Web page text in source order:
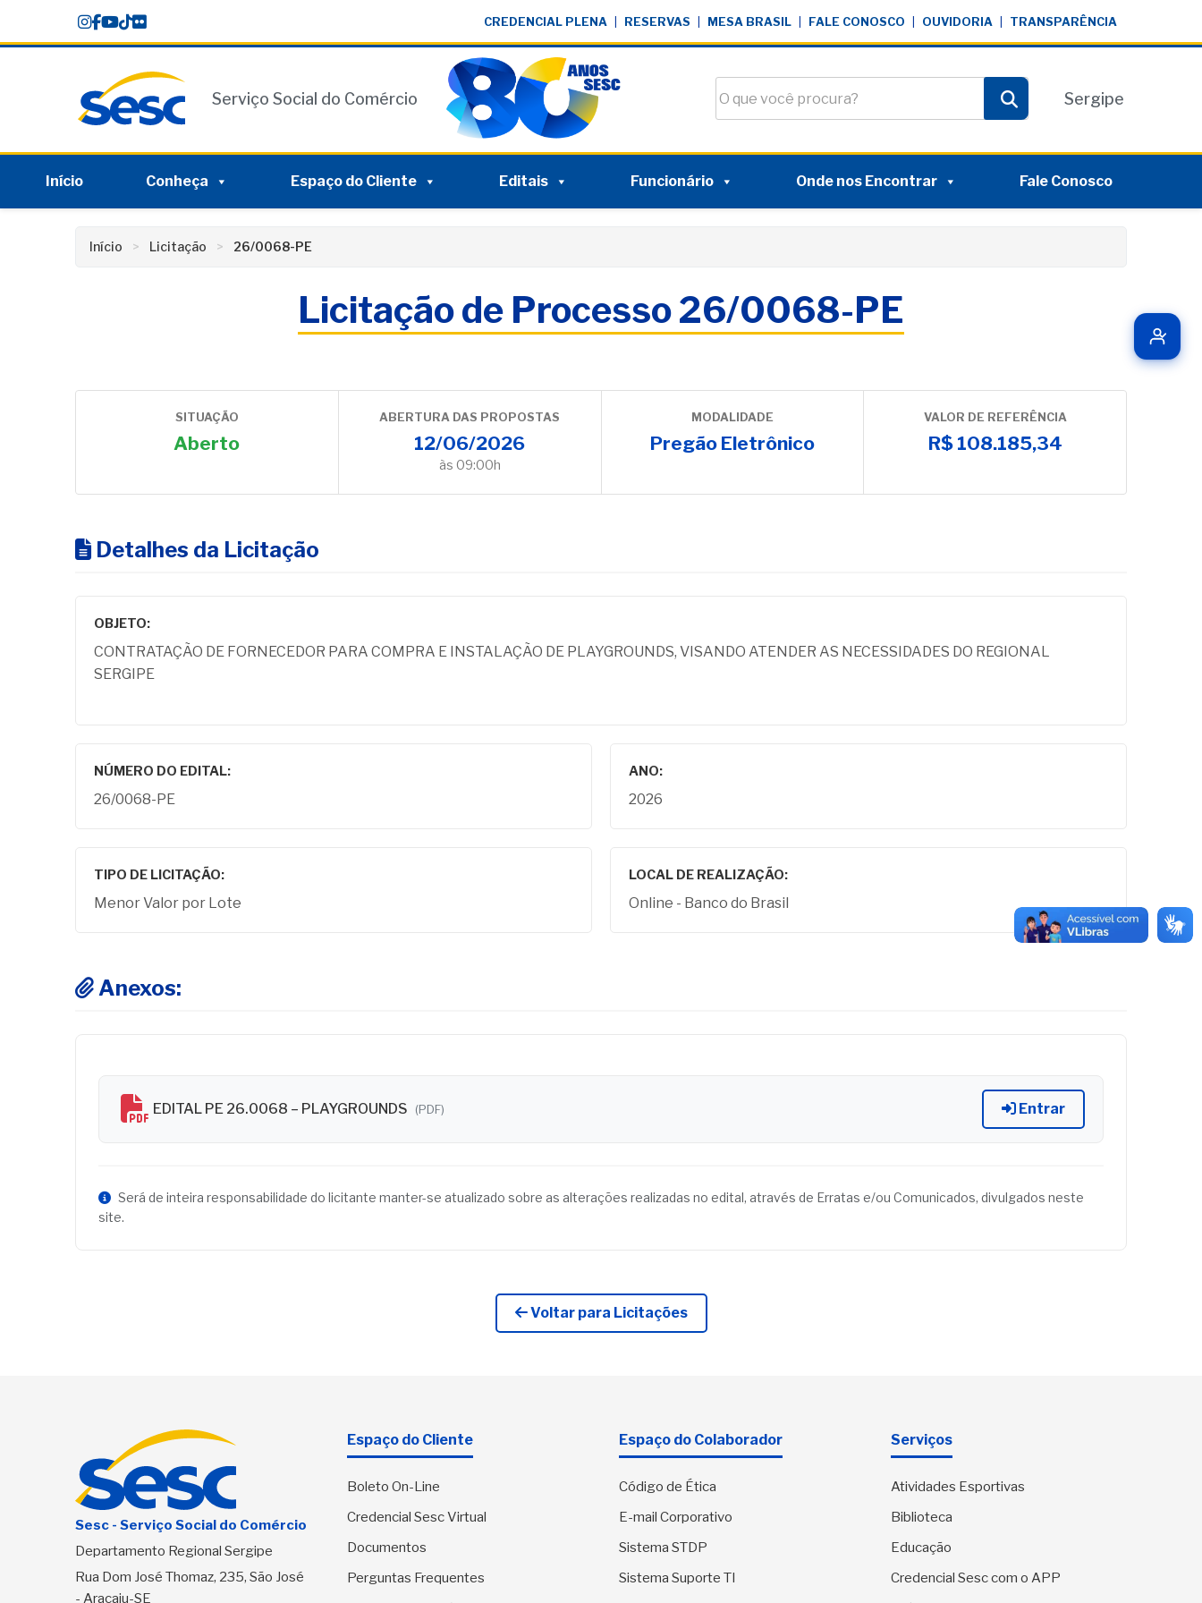
content
CREDENCIAL PLENA RESERVAS MESA BRASIL FALE CONOSCO OUVIDORIA TRANSPARÊNCIA
Serviço Social do Comércio
Pesquisar
Sergipe
Início Conheça Espaço do Cliente Editais Funcionário Onde nos Encontrar Fale Conosco
Início Licitação 26/0068-PE
Licitação de Processo 26/0068-PE
SITUAÇÃO
Aberto
ABERTURA DAS PROPOSTAS
12/06/2026
às 09:00h
MODALIDADE
Pregão Eletrônico
VALOR DE REFERÊNCIA
R$ 108.185,34
Detalhes da Licitação
OBJETO:
CONTRATAÇÃO DE FORNECEDOR PARA COMPRA E INSTALAÇÃO DE PLAYGROUNDS, VISANDO ATENDER AS NECESSIDADES DO REGIONAL
SERGIPE
NÚMERO DO EDITAL:
26/0068-PE
ANO:
2026
TIPO DE LICITAÇÃO:
Menor Valor por Lote
LOCAL DE REALIZAÇÃO:
Online - Banco do Brasil
Anexos:
EDITAL PE 26.0068 – PLAYGROUNDS (PDF) Entrar
Será de inteira responsabilidade do licitante manter-se atualizado sobre as alterações realizadas no edital, através de Erratas e/ou Comunicados, divulgados neste
site.
Voltar para Licitações
Sesc - Serviço Social do Comércio
Departamento Regional Sergipe
Rua Dom José Thomaz, 235, São José
- Aracaju-SE
Espaço do Cliente
Boleto On-Line
Credencial Sesc Virtual
Documentos
Perguntas Frequentes
Espaço do Colaborador
Código de Ética
E-mail Corporativo
Sistema STDP
Sistema Suporte TI
Serviços
Atividades Esportivas
Biblioteca
Educação
Credencial Sesc com o APP